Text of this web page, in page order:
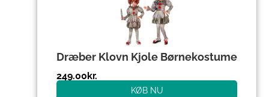
Dræber Klovn Kjole Børnekostume
249.00kr.
KØB NU